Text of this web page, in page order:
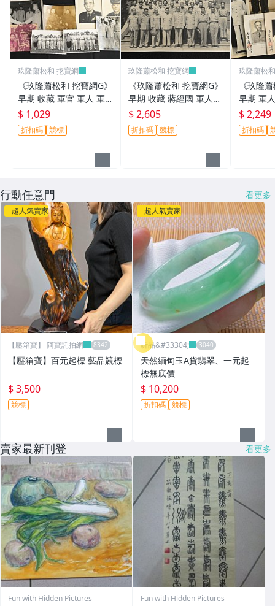
玖隆蕭松和 挖寶網
《玖隆蕭松和 挖寶網G》
早期 收藏 軍官 軍人 軍
眷 餐會 合影 舊相片 一
批(13194)
$ 1,029
折扣碼 競標
玖隆蕭松和 挖寶網
《玖隆蕭松和 挖寶網G》
早期 收藏 蔣經國 軍人
軍官 合影 舊相片(13196)
$ 2,605
折扣碼 競標
玖隆蕭松
《玖隆
早期 軍
影 舊相
$ 2,249
折扣碼
行動任意門 看更多
超人氣賣家
【壓箱寶】 阿寶託拍網
【壓箱寶】百元起標 藝品競標
$ 3,500
競標
超人氣賣家
昕品&#33304;
天然緬甸玉A貨翡翠、一元起
標無底價
$ 10,200
折扣碼 競標
賣家最新刊登 看更多
Fun with Hidden Pictures Fun with Hidden Pictures